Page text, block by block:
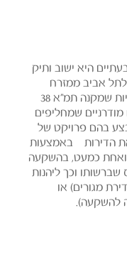
היא ישוב ותיק
אביב ממזרח
מנצלת באופן נרחב למדי את האפשרויות שמקנה תמ”א 38
מודרניים שמחליפים
בהם פרויקט של
הדירות – באמצעות
ואחת כמעט, בהשקעה
וכך ליהנות
מגורים) או
להשקעה).